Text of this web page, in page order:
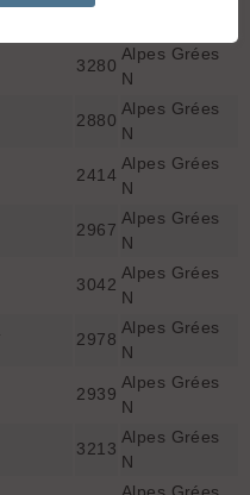
3076
3280
Alpes Grées
N
2880
Alpes Grées
N
2414
Alpes Grées
N
2967
Alpes Grées
N
3042
Alpes Grées
N
2978
Alpes Grées
N
2939
Alpes Grées
N
3213
Alpes Grées
N